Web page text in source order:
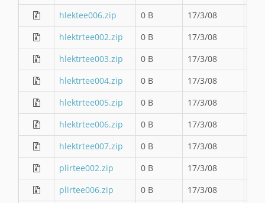
hlektee006.zip
0 B
17/3/08
hlektrtee002.zip
0 B
17/3/08
hlektrtee003.zip
0 B
17/3/08
hlektrtee004.zip
0 B
17/3/08
hlektrtee005.zip
0 B
17/3/08
hlektrtee006.zip
0 B
17/3/08
hlektrtee007.zip
0 B
17/3/08
plirtee002.zip
0 B
17/3/08
plirtee006.zip
0 B 17/3/08